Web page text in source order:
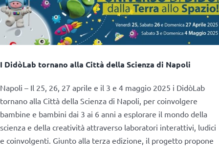
I DidòLab tornano alla Città della Scienza di Napoli
Napoli – Il 25, 26, 27 aprile e il 3 e 4 maggio 2025 i DidòLab
tornano alla Città della Scienza di Napoli, per coinvolgere
bambine e bambini dai 3 ai 6 anni a esplorare il mondo della
scienza e della creatività attraverso laboratori interattivi, ludici
e coinvolgenti. Giunto alla terza edizione, il progetto propone